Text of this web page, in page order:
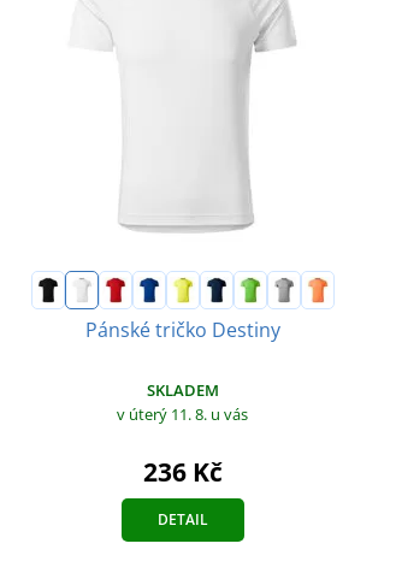
Pánské tričko Destiny
SKLADEM
v úterý 11. 8. u vás
236 Kč
DETAIL